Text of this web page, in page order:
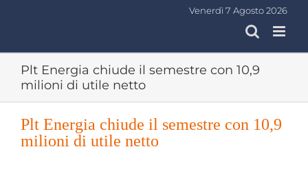
Venerdì 7 Agosto 2026
Plt Energia chiude il semestre con 10,9
milioni di utile netto
Plt Energia chiude il semestre con 10,9
milioni di utile netto